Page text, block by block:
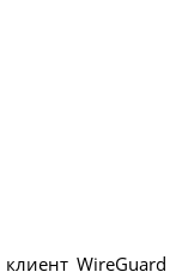
WireGuard